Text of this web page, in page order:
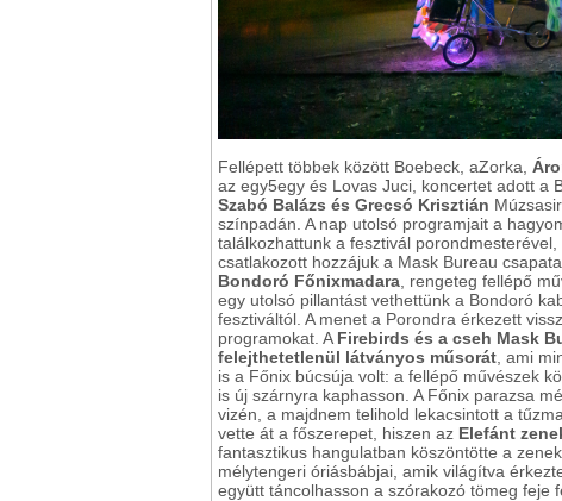
Fellépett többek között Boebeck, aZorka,
az egy5egy és Lovas Juci, koncertet adott a
Szabó Balázs és Grecsó Krisztián
színpadán. A nap utolsó programjait a
találkozhattunk a fesztivál
csatlakozott hozzájuk a Mask Bureau
Bondoró Főnixmadara , rengeteg fellépő
egy utolsó pillantást vethettünk a Bondoró
fesztiváltól. A menet a Porondra érkezett
programokat. A Firebirds és a cseh Mask
felejthetetlenül látványos műsorát , ami
is a Főnix búcsúja volt: a fellépő művészek
is új szárnyra kaphasson. A Főnix parazsa
vizén, a majdnem telihold lekacsintott a
vette át a főszerepet, hiszen az Elefánt
fantasztikus hangulatban köszöntötte a
mélytengeri óriásbábjai, amik világítva
együtt táncolhasson a szórakozó tömeg feje